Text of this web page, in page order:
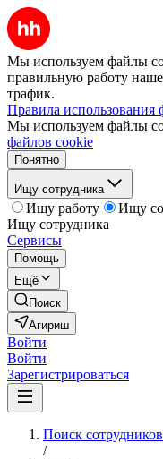
Мы используем файлы
правильную работу
трафик.
Правила использования
Мы используем файлы
файлов cookie
Понятно
Ищу сотрудника
Ищу работу
Ищу
Ищу сотрудника
Сервисы
Помощь
Ещё
Поиск
Агириш
Войти
Войти
Зарегистрироваться
Поиск
/